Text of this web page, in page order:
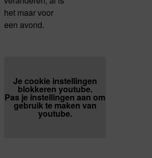
het maar voor
een avond.
Je cookie instellingen
blokkeren youtube.
Pas je instellingen aan om
gebruik te maken van
youtube.